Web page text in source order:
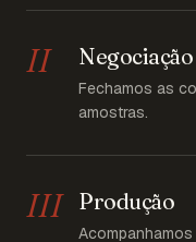
II Negociação
Fechamos as
amostras.
III Produção